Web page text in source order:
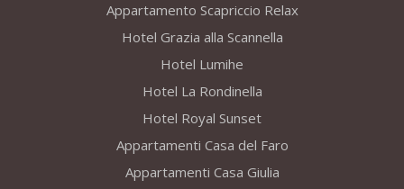
Appartamento Scapriccio Relax
Hotel Grazia alla Scannella
Hotel Lumihe
Hotel La Rondinella
Hotel Royal Sunset
Appartamenti Casa del Faro
Appartamenti Casa Giulia